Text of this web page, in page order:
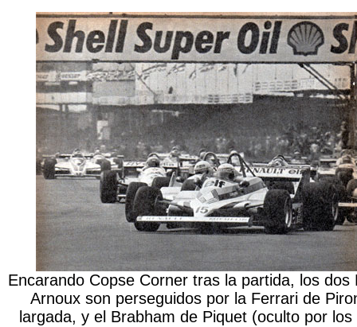
Encarando Copse Corner tras la partida, los dos
Arnoux son perseguidos por la Ferrari de
largada, y el Brabham de Piquet (oculto por